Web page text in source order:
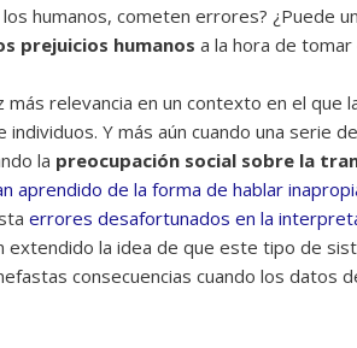
los humanos, cometen errores? ¿Puede
prejuicios humanos a la hora de tomar
relevancia en un contexto en el que
Y más aún cuando una serie
la preocupación social sobre la
aprendido de la forma de hablar
errores desafortunados en la
extendido la idea de que este tipo de
consecuencias cuando los datos